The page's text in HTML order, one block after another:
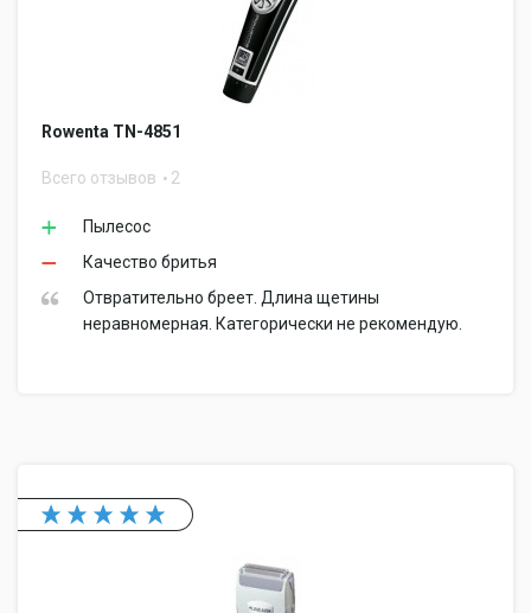
Rowenta TN-4851
Всего отзывов 2
Пылесос
Качество бритья
Отвратительно бреет. Длина щетины
неравномерная. Категорически не рекомендую.